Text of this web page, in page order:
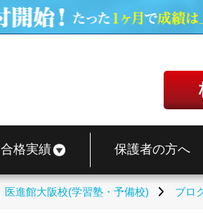
合格実績 保護者の方へ
医進館大阪校(学習塾・予備校) ブロ